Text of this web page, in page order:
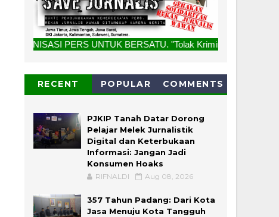
PERS UNTUK BERSATU. "Tolak Kriminalisasi Jurnalis, Rekan
RECENT POPULAR COMMENTS
PJKIP Tanah Datar Dorong
Pelajar Melek Jurnalistik
Digital dan Keterbukaan
Informasi: Jangan Jadi
Konsumen Hoaks
RIFNALDI Aug 08, 2026
357 Tahun Padang: Dari Kota
Jasa Menuju Kota Tangguh